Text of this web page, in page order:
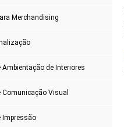
Merchandising
Ambientação de Interiores
Comunicação Visual
Impressão